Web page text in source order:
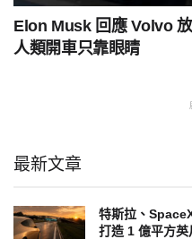
Elon Musk 回應 Volvo
人類開車只靠眼睛
最新文章
特斯拉、
打造 1 億平方